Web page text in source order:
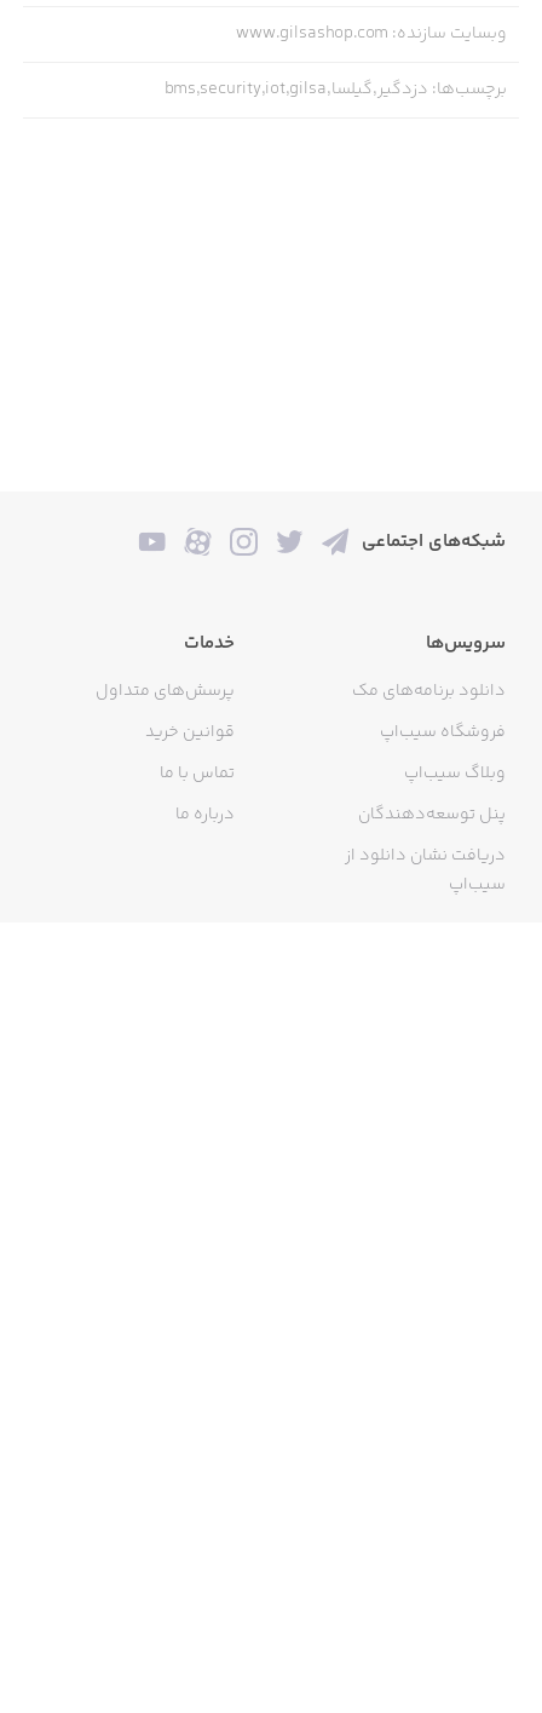
وبسایت سازنده:
www.gilsashop.com
برچسب‌ها: دزدگیر,گیلسا,bms,security,iot,gilsa
شبکه‌های اجتماعی
سرویس‌ها
دانلود برنامه‌های مک
فروشگاه سیب‌اپ
وبلاگ سیب‌اپ
پنل توسعه‌دهندگان
دریافت نشان دانلود از
سیب‌اپ
خدمات
پرسش‌های متداول
قوانین خرید
تماس با ما
درباره ما